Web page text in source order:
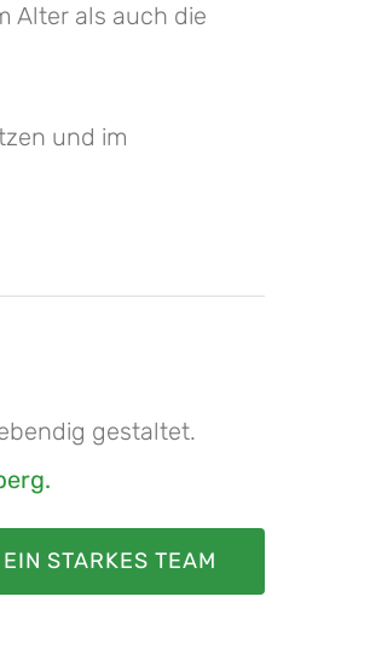
Alter als auch die
und im
gestaltet.
EIN STARKES TEAM